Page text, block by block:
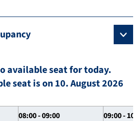
available seat for today.
seat is on 10. August 2026
08:00 - 09:00 09:00 -